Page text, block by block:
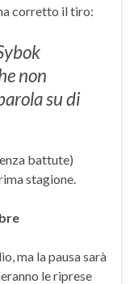
corretto il tiro:
non
su di
battute)
stagione.
ma la pausa sarà
le riprese